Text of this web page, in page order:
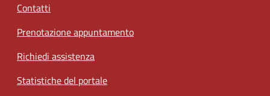
Contatti
Prenotazione appuntamento
Richiedi assistenza
Statistiche del portale